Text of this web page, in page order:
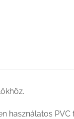
használatos PVC